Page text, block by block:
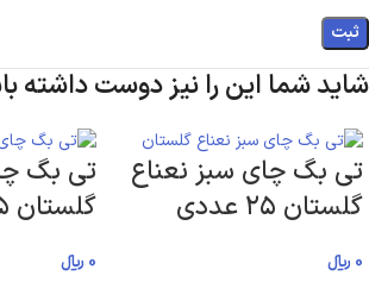
شاید شما این را نیز دوست داشته
تی بگ چای سبز نعناع
گلستان ۲۵ عددی
0 ﷼
تی بگ
گلستان ۲۵ عددی
0 ﷼